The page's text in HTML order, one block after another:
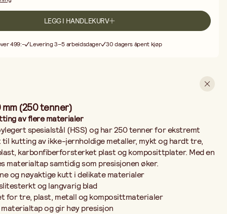
og gir høy presisjon
snekring og industrielle applikasjoner.
LEGG I HANDLEKURV
499:- Levering 3–5 arbeidsdager 30 dagers åpent kjøp
mm (250 tenner)
av flere materialer
spesialstål (HSS) og har 250 tenner for ekstremt
kutting av ikke-jernholdige metaller, mykt og hardt tre,
karbonfiberforsterket plast og komposittplater. Med en
materialtap samtidig som presisjonen øker.
og nøyaktige kutt i delikate materialer
og langvarig blad
for tre, plast, metall og komposittmaterialer
materialtap og gir høy presisjon